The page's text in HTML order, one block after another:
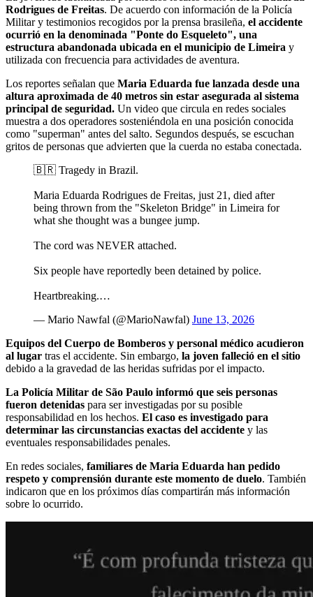
Rodrigues de Freitas. De acuerdo con información de la Policía
Militar y testimonios recogidos por la prensa brasileña, el accidente
ocurrió en la denominada "Ponte do Esqueleto", una
estructura abandonada ubicada en el municipio de Limeira y
utilizada con frecuencia para actividades de aventura.
Los reportes señalan que Maria Eduarda fue lanzada desde una
altura aproximada de 40 metros sin estar asegurada al sistema
principal de seguridad. Un video que circula en redes sociales
muestra a dos operadores sosteniéndola en una posición conocida
como "superman" antes del salto. Segundos después, se escuchan
gritos de personas que advierten que la cuerda no estaba conectada.
🇧🇷 Tragedy in Brazil.
Maria Eduarda Rodrigues de Freitas, just 21, died after
being thrown from the "Skeleton Bridge" in Limeira for
what she thought was a bungee jump.
The cord was NEVER attached.
Six people have reportedly been detained by police.
Heartbreaking.…
— Mario Nawfal (@MarioNawfal) June 13, 2026
Equipos del Cuerpo de Bomberos y personal médico acudieron
al lugar tras el accidente. Sin embargo, la joven falleció en el sitio
debido a la gravedad de las heridas sufridas por el impacto.
La Policía Militar de São Paulo informó que seis personas
fueron detenidas para ser investigadas por su posible
responsabilidad en los hechos. El caso es investigado para
determinar las circunstancias exactas del accidente y las
eventuales responsabilidades penales.
En redes sociales, familiares de Maria Eduarda han pedido
respeto y comprensión durante este momento de duelo. También
indicaron que en los próximos días compartirán más información
sobre lo ocurrido.